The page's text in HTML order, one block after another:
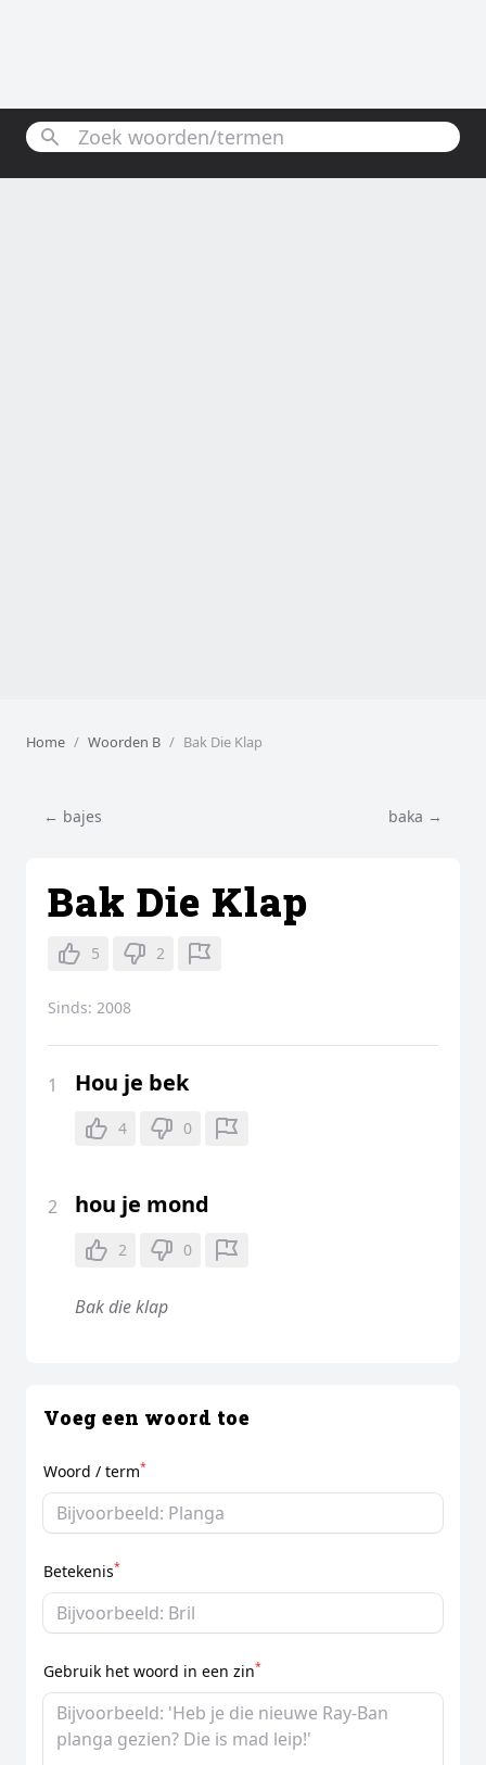
Home Woorden B Bak Die Klap
← bajes baka →
Bak Die Klap
5 2
Sinds: 2008
1 Hou je bek
4 0
2 hou je mond
2 0
Bak die klap
Voeg een woord toe
Woord / term*
Betekenis*
Gebruik het woord in een zin*